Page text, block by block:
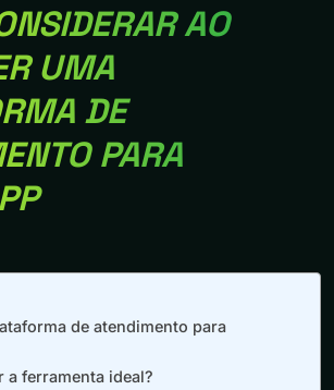
AO
UMA
DE
PARA
de atendimento para
a ferramenta ideal?